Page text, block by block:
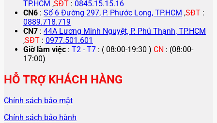
TP.HCM ,SĐT : 0845.15.15.16
CN6 : Số 6 Đường 297, P. Phước Long, TP.HCM ,SĐT :
0889.718.719
CN7 : 44A Lương Minh Nguyệt, P. Phú Thạnh, TP.HCM
,SĐT : 0977.501.601
Giờ làm việc : T2 - T7 : ( 08:00-19:30 ) CN : (08:00-
17:00)
HỖ TRỢ KHÁCH HÀNG
Chính sách bảo mật
Chính sách bảo hành